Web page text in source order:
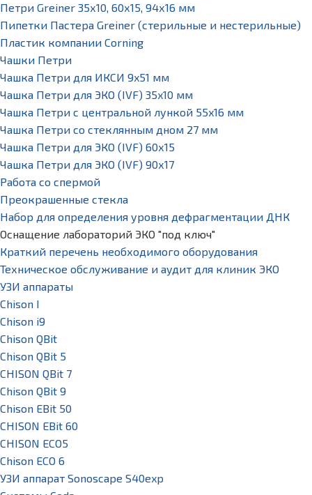
Петри Greiner 35х10, 60х15, 94х16 мм
Пипетки Пастера Greiner (стерильные и нестерильные)
Пластик компании Corning
Чашки Петри
Чашка Петри для ИКСИ 9x51 мм
Чашка Петри для ЭКО (IVF) 35x10 мм
Чашка Петри с центральной лункой 55x16 мм
Чашка Петри со стеклянным дном 27 мм
Чашка Петри для ЭКО (IVF) 60х15
Чашка Петри для ЭКО (IVF) 90х17
Работа со спермой
Преокрашенные стекла
Набор для определения уровня дефрагментации ДНК
Оснащение лабораторий ЭКО "под ключ"
Краткий перечень необходимого оборудования
Техническое обслуживание и аудит для клиник ЭКО
УЗИ аппараты
Chison I
Chison i9
Chison QBit
Chison QBit 5
CHISON QBit 7
Chison QBit 9
Chison EBit 50
CHISON EBit 60
CHISON ECO5
Chison ECO 6
УЗИ аппарат Sonoscape S40exp